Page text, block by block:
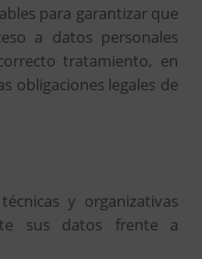
para garantizar que
a datos personales
tratamiento, en
obligaciones legales de
y organizativas
sus datos frente a